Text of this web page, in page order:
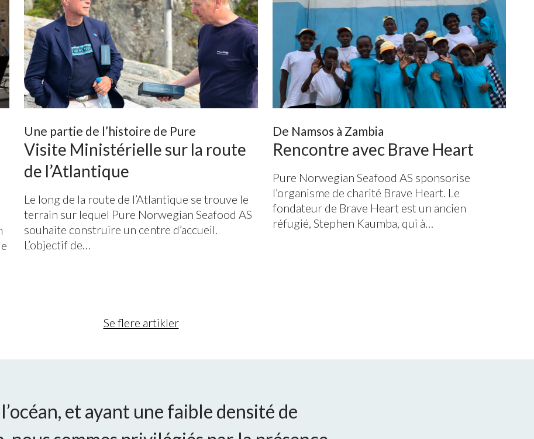
Une partie de l’histoire de Pure
Visite Ministérielle sur la route
de l’Atlantique
Le long de la route de l’Atlantique se trouve le
terrain sur lequel Pure Norwegian SeafoodAS
souhaite construire un centre d’accueil.
L’objectif de…
De Namsos à Zambia
Rencontre avec Brave Heart
Pure Norwegian Seafood AS sponsorise
l’organisme de charité Brave Heart. Le
fondateur de Brave Heart est un ancien
réfugié, Stephen Kaumba, qui à…
Se flere artikler
et ayant une faible densité de